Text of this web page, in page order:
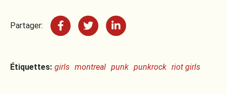
Partager:
Étiquettes: girls montreal punk punkrock riot girls